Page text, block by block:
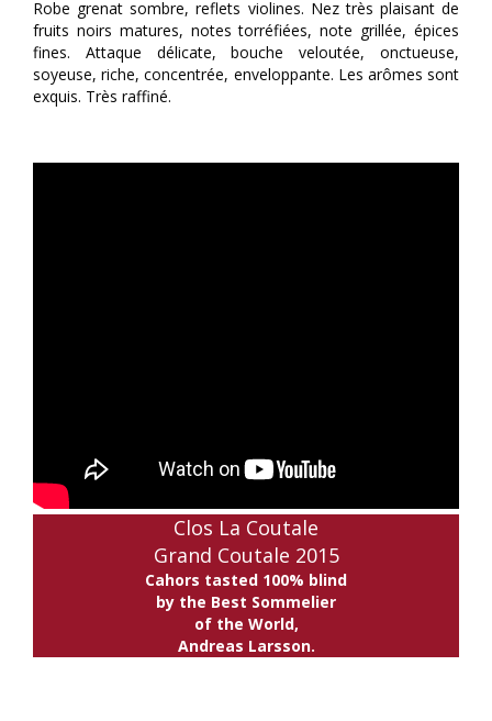
Robe grenat sombre, reflets violines. Nez très plaisant de
fruits noirs matures, notes torréfiées, note grillée, épices
fines. Attaque délicate, bouche veloutée, onctueuse,
soyeuse, riche, concentrée, enveloppante. Les arômes sont
exquis. Très raffiné.
Clos La Coutale
Grand Coutale 2015
Cahors tasted 100% blind
by the Best Sommelier
of the World,
Andreas Larsson.